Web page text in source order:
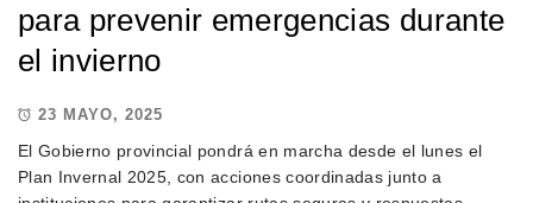
para prevenir emergencias durante
el invierno
23 MAYO, 2025
El Gobierno provincial pondrá en marcha desde el lunes el
Plan Invernal 2025, con acciones coordinadas junto a